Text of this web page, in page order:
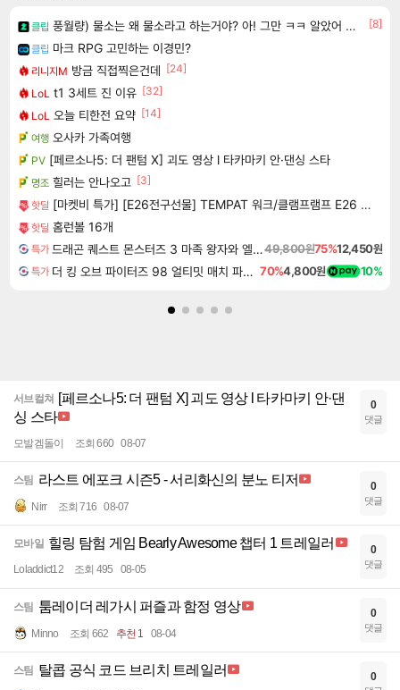
클립 풍월량) 물소는 왜 물소라고 하는거야? 아! 그만 ㅋㅋ 알았어 ㅋㅋ
[8]
클립 마크 RPG 고민하는 이경민?
리니지M 방금 직접찍은건데 [24]
LoL t1 3세트 진 이유 [32]
LoL 오늘 티한전 요약 [14]
여행 오사카 가족여행
PV [페르소나5: 더 팬텀 X] 괴도 영상 l 타카마키 안·댄싱 스타
명조 힐러는 안나오고 [3]
핫딜 [마켓비 특가] [E26전구선물] TEMPAT 워크/클램프램프 E26 KS2042T/01 옐로우 4814.7407
핫딜 홈런볼 16개
특가 드래곤 퀘스트 몬스터즈 3 마족 왕자와 엘프의 여행 Dragon Quest Monsters The Dark Prince49,800원75%12,450원
특가 더 킹 오브 파이터즈 98 얼티밋 매치 파이널 에디션 THE KING OF FIGHTERS 98 ULTIMATE MATCH FINAL EDITION 70%4,800원 10%
서브컬쳐 [페르소나5: 더 팬텀 X] 괴도 영상 l 타카마키 안·댄
싱 스타
모발겜돌이 조회 660 08-07
0
댓글
스팀 라스트 에포크 시즌5 - 서리화신의 분노 티저
Nirr 조회 716 08-07
0
댓글
모바일 힐링 탐험 게임 Bearly Awesome 챕터 1 트레일러
Loladdict12 조회 495 08-05
0
댓글
스팀 툼레이더 레가시 퍼즐과 함정 영상
Minno 조회 662 추천 1 08-04
0
댓글
스팀 탈콥 공식 코드 브리치 트레일러 0